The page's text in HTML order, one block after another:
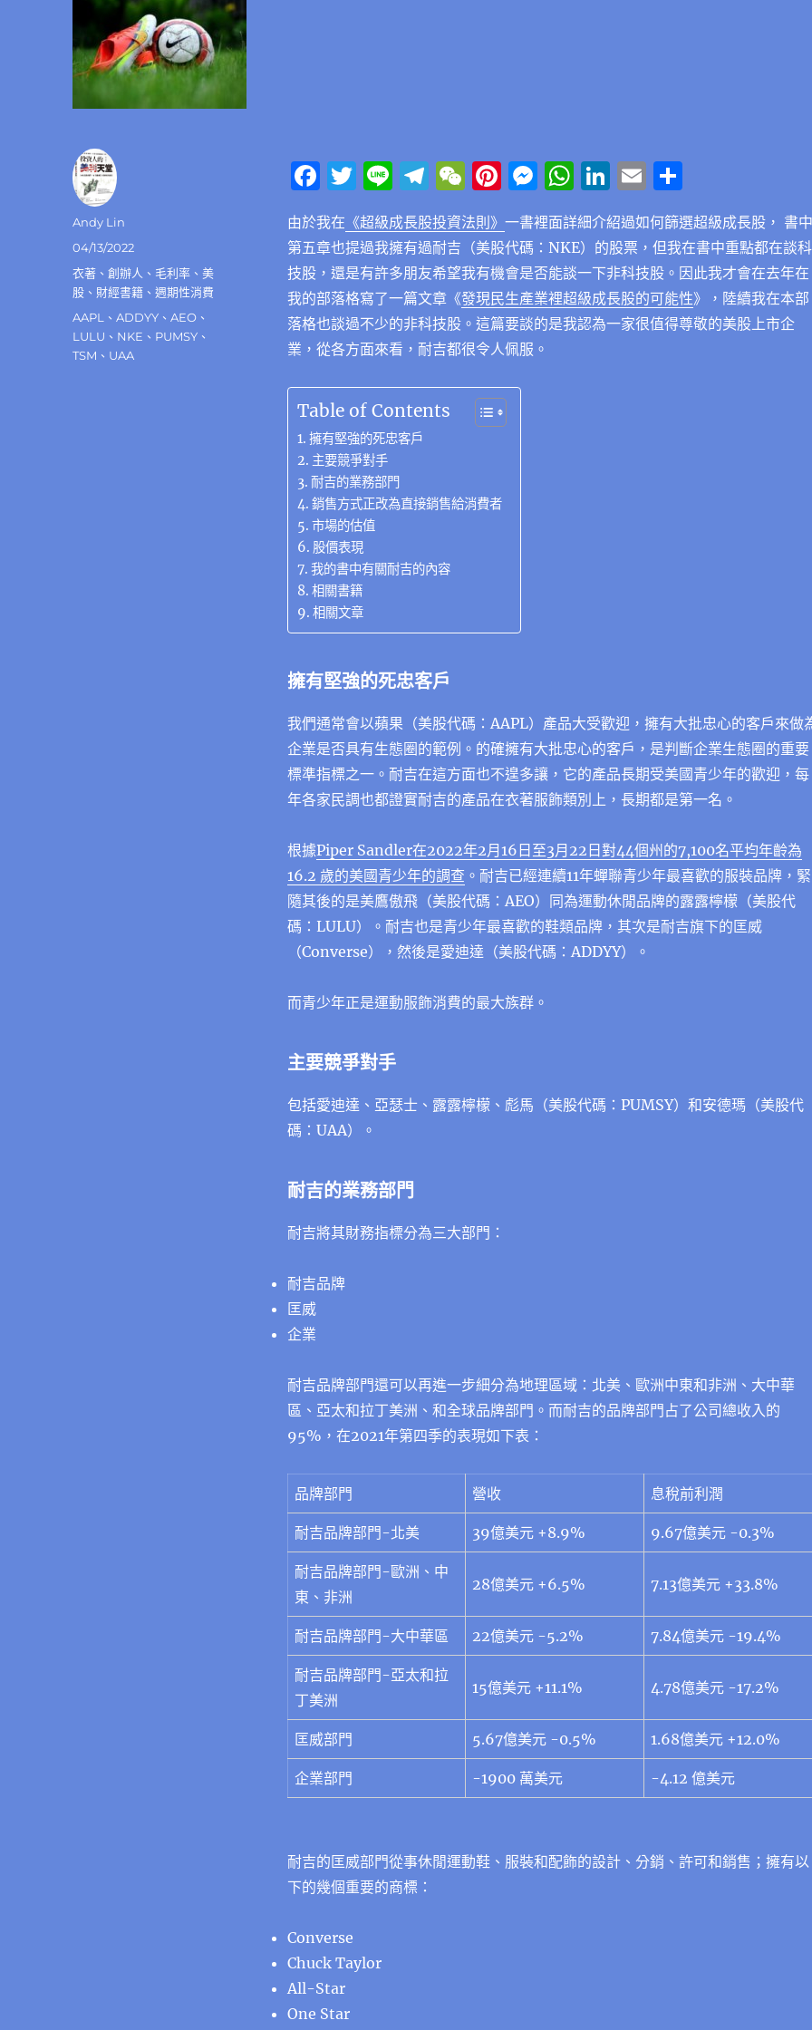
F
a
c
e
b
o
o
k
T
w
it
te
r
Li
n
e
T
el
e
g
r
a
m
W
e
C
h
at
Pi
te
re
st
M
e
ss
e
n
g
er
W
h
at
s
A
p
Li
n
k
e
d
I
E
m
ai
l
分
享
由於我在 《超級成長股投資法則》 一書裡面詳細介紹過如何篩選超級成長股， 書中
第五章也提過我擁有過耐吉（美股代碼：NKE）的股票，但我在書中重點都在談科
技股，還是有許多朋友希望我有機會是否能談一下非科技股。因此我才會在去年在
我的部落格寫了一篇文章《發現民生產業裡超級成長股的可能性》
，陸續我在本部
落格也談過不少的非科技股。這篇要談的是我認為一家很值得尊敬的美股上市企
業，從各方面來看，耐吉都很令人佩服。
Table of Contents
擁有堅強的死忠客戶
主要競爭對手
耐吉的業務部門
銷售方式正改為直接銷售給消費者
市場的估值
股價表現
我的書中有關耐吉的內容
相關書籍
相關文章
擁有堅強的死忠客戶
我們通常會以蘋果（美股代碼：AAPL）產品大受歡迎，擁有大批忠心的客戶來做
企業是否具有生態圈的範例。的確擁有大批忠心的客戶，是判斷企業生態圈的重要
標準指標之一。耐吉在這方面也不遑多讓，它的產品長期受美國青少年的歡迎，每
年各家民調也都證實耐吉的產品在衣著服飾類別上，長期都是第一名。
根據Piper Sandler在2022年2月16日至3月22日對44個州的7,100名平均年齡為
16.2 歲的美國青少年的調查 。耐吉已經連續11年蟬聯青少年最喜歡的服裝品牌，緊
隨其後的是美鷹傲飛（美股代碼：AEO）同為運動休閒品牌的露露檸檬（美股代
碼：LULU）。耐吉也是青少年最喜歡的鞋類品牌，其次是耐吉旗下的匡威
（Converse），然後是愛迪達（美股代碼：ADDYY）。
而青少年正是運動服飾消費的最大族群。
主要競爭對手
包括愛迪達、亞瑟士、露露檸檬、彪馬（美股代碼：PUMSY）和安德瑪（美股代
碼：UAA）。
耐吉的業務部門
耐吉將其財務指標分為三大部門：
耐吉品牌
匡威
企業
耐吉品牌部門還可以再進一步細分為地理區域：北美、歐洲中東和非洲、大中華
區、亞太和拉丁美洲、和全球品牌部門。而耐吉的品牌部門占了公司總收入的
95%，在2021年第四季的表現如下表：
品牌部門 營收 息稅前利潤
耐吉品牌部門-北美 39億美元 +8.9% 9.67億美元 -0.3%
耐吉品牌部門-歐洲、中
東、非洲
28億美元 +6.5% 7.13億美元 +33.8%
耐吉品牌部門-大中華區 22億美元 -5.2% 7.84億美元 -19.4%
耐吉品牌部門-亞太和拉
丁美洲
15億美元 +11.1% 4.78億美元 -17.2%
匡威部門 5.67億美元 -0.5% 1.68億美元 +12.0%
企業部門 -1900 萬美元 -4.12 億美元
耐吉的匡威部門從事休閒運動鞋、服裝和配飾的設計、分銷、許可和銷售；擁有以
下的幾個重要的商標：
Converse
Chuck Taylor
All-Star
One Star
作
Andy Lin
發
佈
日
04/13/2022
分
類
衣著 、創辦人 、 毛利率 、美
股 、 財經書籍 、週期性消費
標
籤
AAPL 、ADDYY 、AEO 、
LULU 、 NKE 、 PUMSY 、
TSM 、 UAA